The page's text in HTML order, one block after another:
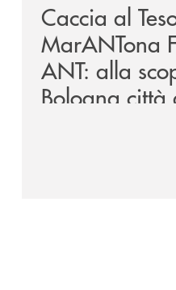
Caccia al
MarANTona
ANT: alla
Bologna città